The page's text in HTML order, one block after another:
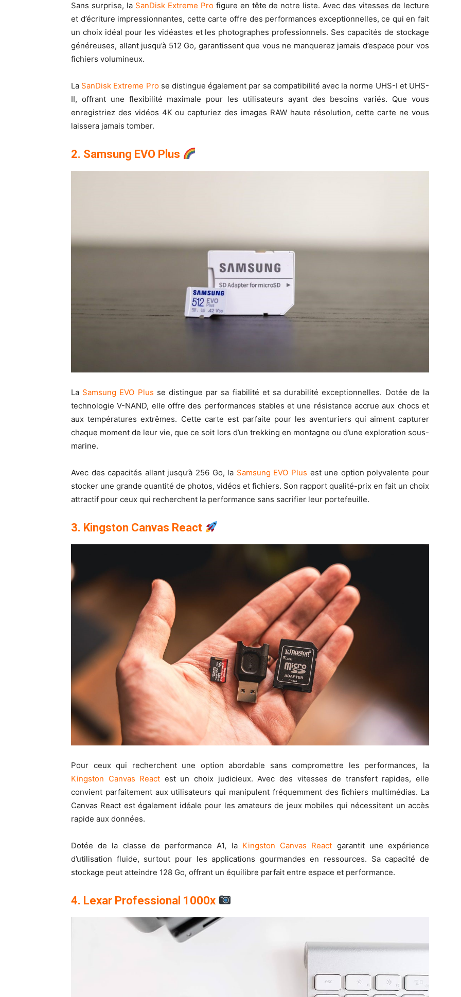
Sans surprise, la SanDisk Extreme Profigure en tête de notre liste. Avec des vitesses de lecture
et d’écriture impressionnantes, cette carte offre des performances exceptionnelles, ce qui en fait
un choix idéal pour les vidéastes et les photographes professionnels. Ses capacités de stockage
généreuses, allant jusqu’à 512 Go, garantissent que vous ne manquerez jamais d’espace pour vos
fichiers volumineux.
La SanDisk Extreme Prose distingue également par sa compatibilité avec la norme UHS-I et UHS-
II, offrant une flexibilité maximale pour les utilisateurs ayant des besoins variés. Que vous
enregistriez des vidéos 4K ou capturiez des images RAW haute résolution, cette carte ne vous
laissera jamais tomber.
2. Samsung EVO Plus
La Samsung EVO Plus se distingue par sa fiabilité et sa durabilité exceptionnelles. Dotée de la
technologie V-NAND, elle offre des performances stables et une résistance accrue aux chocs et
aux températures extrêmes. Cette carte est parfaite pour les aventuriers qui aiment capturer
chaque moment de leur vie, que ce soit lors d’un trekking en montagne ou d’une exploration sous-
marine.
Avec des capacités allant jusqu’à 256 Go, la Samsung EVO Plus est une option polyvalente pour
stocker une grande quantité de photos, vidéos et fichiers. Son rapport qualité-prix en fait un choix
attractif pour ceux qui recherchent la performance sans sacrifier leur portefeuille.
3. Kingston Canvas React
Pour ceux qui recherchent une option abordable sans compromettre les performances, la
Kingston Canvas React est un choix judicieux. Avec des vitesses de transfert rapides, elle
convient parfaitement aux utilisateurs qui manipulent fréquemment des fichiers multimédias. La
Canvas React est également idéale pour les amateurs de jeux mobiles qui nécessitent un accès
rapide aux données.
Dotée de la classe de performance A1, la Kingston Canvas React garantit une expérience
d’utilisation fluide, surtout pour les applications gourmandes en ressources. Sa capacité de
stockage peut atteindre 128 Go, offrant un équilibre parfait entre espace et performance.
4. Lexar Professional 1000x